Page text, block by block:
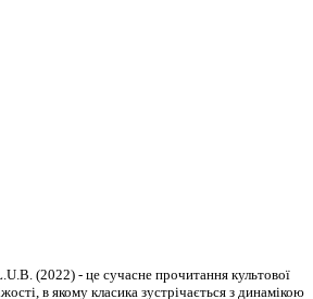
(2022) - це сучасне прочитання культової
в якому класика зустрічається з динамікою